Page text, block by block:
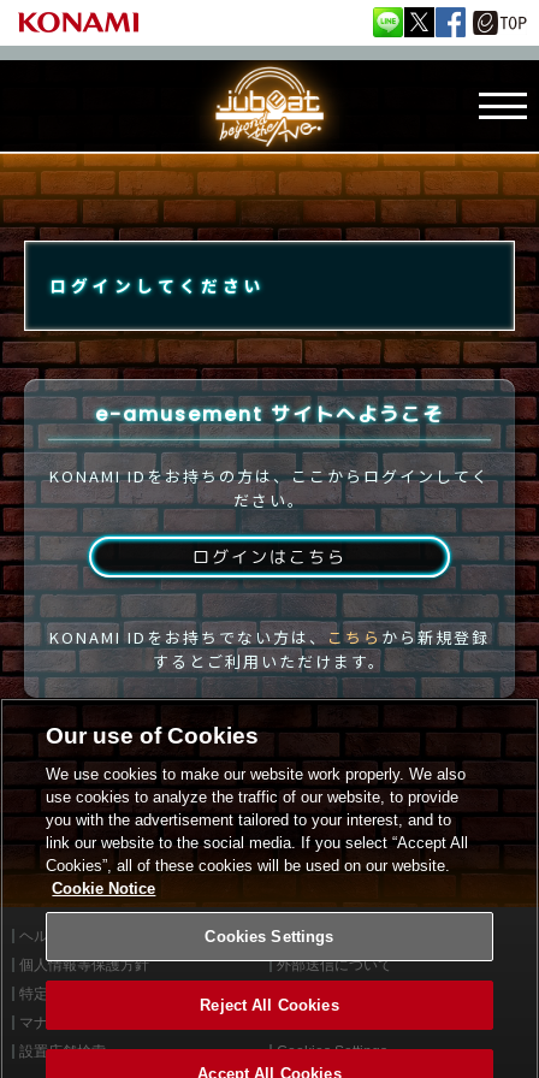
ログインしてください
e-amusement サイトへようこそ
KONAMI IDをお持ちの方は、ここからログインしてく
ださい。
ログインはこちら
KONAMI IDをお持ちでない方は、 こちらから新規登録
するとご利用いただけます。
ヘルプ
利用規約
個人情報等保護方針
外部送信について
特定商取引法に基づく表示
マナー＆ルール
設置店舗検索
Cookies Settings
Our use of Cookies
We use cookies to make our website work properly. We also
use cookies to analyze the traffic of our website, to provide
you with the advertisement tailored to your interest, and to
link our website to the social media. If you select “Accept All
Cookies”, all of these cookies will be used on our website.
Cookie Notice
Cookies Settings
Reject All Cookies
Accept All Cookies